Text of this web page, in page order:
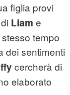
figlia provi
Liam e
tempo
dei sentimenti
cercherà di
elaborato